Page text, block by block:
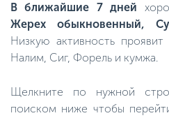
В ближайшие 7 дней
Жерех обыкновенный,
Низкую активность
Налим, Сиг, Форель и кумжа.
Щелкните по нужной
поиском ниже чтобы